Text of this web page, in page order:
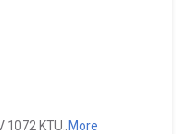
KTU.. More